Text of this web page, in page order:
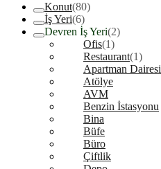
Konut(80)
İş Yeri(6)
Devren İş Yeri(2)
Ofis(1)
Restaurant(1)
Apartman Dairesi
Atölye
AVM
Benzin İstasyonu
Bina
Büfe
Büro
Çiftlik